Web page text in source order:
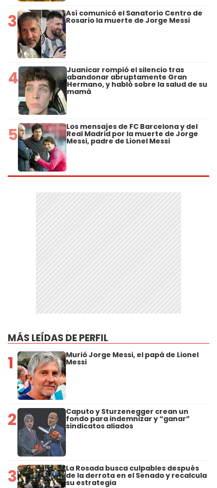
3 Así comunicó el Sanatorio Centro de
Rosario la muerte de Jorge Messi
4 Juanicar rompió el silencio tras
abandonar abruptamente Gran
Hermano, y habló sobre la salud de su
mamá
5 Los mensajes de FC Barcelona y del
Real Madrid por la muerte de Jorge
Messi, padre de Lionel Messi
MÁS LEÍDAS DE PERFIL
1 Murió Jorge Messi, el papá de Lionel
Messi
2 Caputo y Sturzenegger crean un
fondo para indemnizar y “ganar”
sindicatos aliados
3 La Rosada busca culpables después
de la derrota en el Senado y recalcula
su estrategia